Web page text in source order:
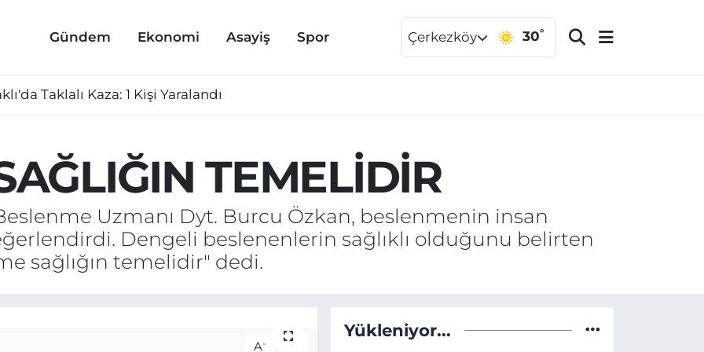
Gündem Ekonomi Asayiş Spor Çerkezköy 30°
Taklalı Kaza: 1 Kişi Yaralandı
TEMELİDİR
Uzmanı Dyt. Burcu Özkan, beslenmenin insan
Dengeli beslenenlerin sağlıklı olduğunu belirten
sağlığın temelidir" dedi.
A-
Yükleniyor...